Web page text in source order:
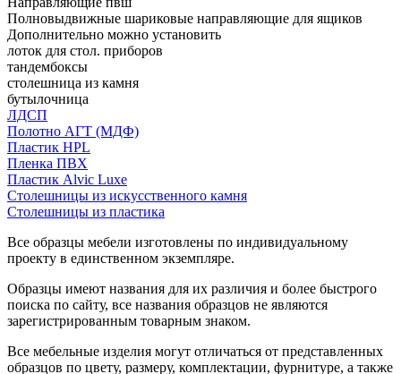
Полновыдвижные шариковые направляющие для ящиков
Дополнительно можно установить
лоток для стол. приборов
тандембоксы
столешница из камня
бутылочница
ЛДСП
Полотно АГТ (МДФ)
Пластик HPL
Пленка ПВХ
Пластик Alvic Luxe
Столешницы из искусственного камня
Столешницы из пластика
Все образцы мебели изготовлены по индивидуальному
проекту в единственном экземпляре.
Образцы имеют названия для их различия и более быстрого
поиска по сайту, все названия образцов не являются
зарегистрированным товарным знаком.
Все мебельные изделия могут отличаться от представленных
образцов по цвету, размеру, комплектации, фурнитуре, а также